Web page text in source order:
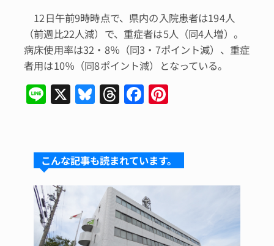
12日午前9時時点で、県内の入院患者は194人
（前週比22人減）で、重症者は5人（同4人増）。
病床使用率は32・8％（同3・7ポイント減）、重症
者用は10％（同8ポイント減）となっている。
Li
n
X Bl
u
s
k
y
T
hr
a
d
s
F
a
e
b
o
o
k
re
st
こんな記事も読まれています。